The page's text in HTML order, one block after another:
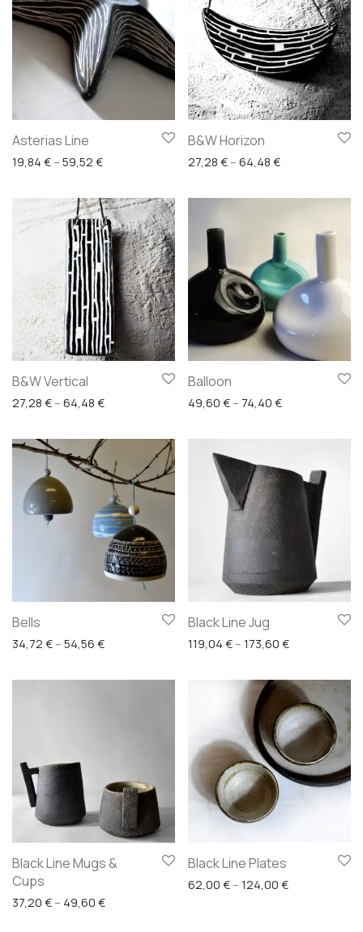
Asterias Line
19,84 € – 59,52 €Price range: 19,84 € through 59,52 €
B&W Horizon
27,28 € – 64,48 €Price range:
B&W Vertical
27,28 € – 64,48 €Price range: 27,28 € through 64,48 €
Balloon
49,60 € – 74,40 €Price range:
Bells
34,72 € – 54,56 €Price range: 34,72 € through 54,56 €
Black Line Jug
119,04 € – 173,60 €Price range:
Black Line Mugs &
Cups
37,20 € – 49,60 €Price range: 37,20 € through 49,60 €
Black Line Plates
62,00 € – 124,00 €Price range: